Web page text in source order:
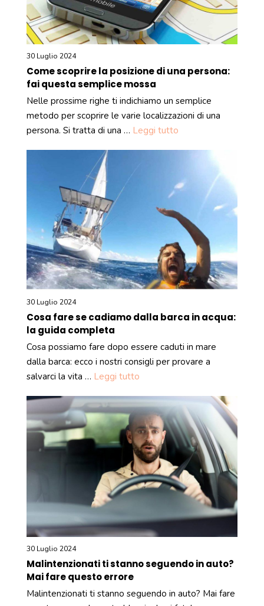
30 Luglio 2024
Come scoprire la posizione di una persona:
fai questa semplice mossa
Nelle prossime righe ti indichiamo un semplice
metodo per scoprire le varie localizzazioni di una
persona. Si tratta di una … Leggi tutto
30 Luglio 2024
Cosa fare se cadiamo dalla barca in acqua:
la guida completa
Cosa possiamo fare dopo essere caduti in mare
dalla barca: ecco i nostri consigli per provare a
salvarci la vita … Leggi tutto
30 Luglio 2024
Malintenzionati ti stanno seguendo in auto?
Mai fare questo errore
Malintenzionati ti stanno seguendo in auto? Mai fare